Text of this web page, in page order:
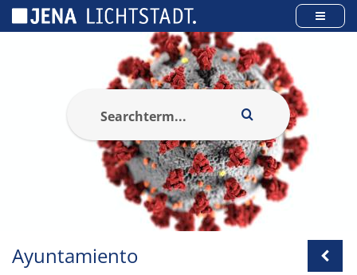
Ayuntamiento
Panel de gestión de cookies